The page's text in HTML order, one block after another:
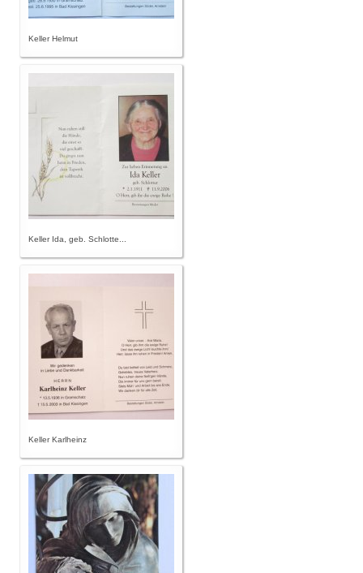
Keller Helmut
Keller Ida, geb. Schlotte...
Keller Karlheinz